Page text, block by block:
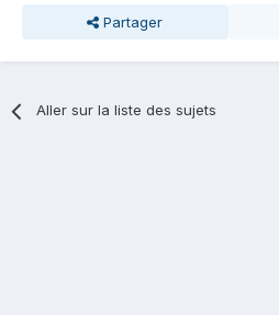
Partager
Aller sur la liste des sujets